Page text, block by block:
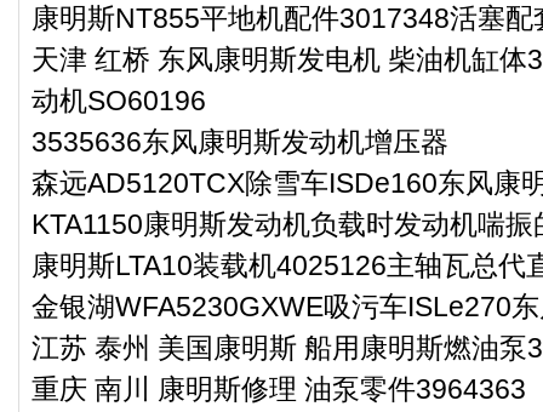
康明斯NT855平地机配件3017348活塞配
天津 红桥 东风康明斯发电机 柴油机缸体
动机SO60196
3535636东风康明斯发动机增压器
森远AD5120TCX除雪车ISDe160东风康
KTA1150康明斯发动机负载时发动机喘
康明斯LTA10装载机4025126主轴瓦总代
金银湖WFA5230GXWE吸污车ISLe270
江苏 泰州 美国康明斯 船用康明斯燃油泵
重庆 南川 康明斯修理 油泵零件3964363